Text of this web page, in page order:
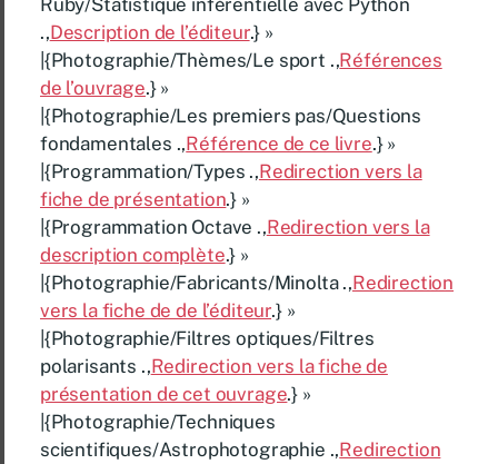
.,Description de l’éditeur.} »
|{Photographie/Thèmes/Le sport .,Références
de l’ouvrage.} »
|{Photographie/Les premiers pas/Questions
fondamentales .,Référence de ce livre.} »
|{Programmation/Types .,Redirection vers la
fiche de présentation.} »
|{Programmation Octave .,Redirection vers la
description complète.} »
|{Photographie/Fabricants/Minolta .,Redirection
vers la fiche de de l’éditeur.} »
|{Photographie/Filtres optiques/Filtres
polarisants .,Redirection vers la fiche de
présentation de cet ouvrage.} »
|{Photographie/Techniques
scientifiques/Astrophotographie .,Redirection